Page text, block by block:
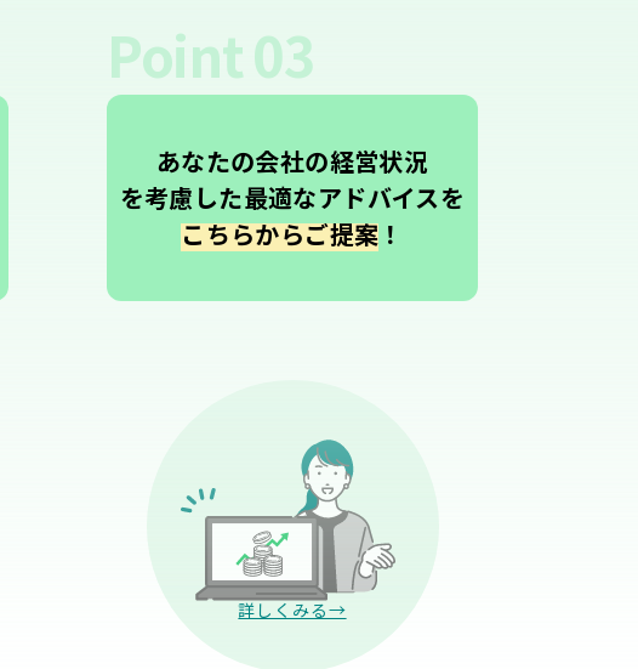
Point03
あなたの会社の経営状況
を考慮した最適なアドバイスを
こちらからご提案 ！
詳しくみる→